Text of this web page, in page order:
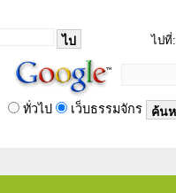
ไปที่:
ทั่วไป เว็บธรรมจักร